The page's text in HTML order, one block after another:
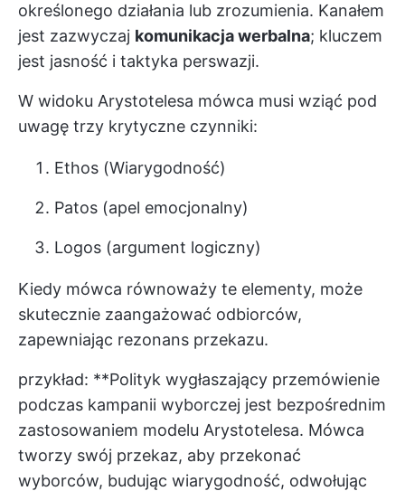
określonego działania lub zrozumienia. Kanałem
jest zazwyczaj komunikacja werbalna; kluczem
jest jasność i taktyka perswazji.
W widoku Arystotelesa mówca musi wziąć pod
uwagę trzy krytyczne czynniki:
Ethos (Wiarygodność)
Patos (apel emocjonalny)
Logos (argument logiczny)
Kiedy mówca równoważy te elementy, może
skutecznie zaangażować odbiorców,
zapewniając rezonans przekazu.
przykład: **Polityk wygłaszający przemówienie
podczas kampanii wyborczej jest bezpośrednim
zastosowaniem modelu Arystotelesa. Mówca
tworzy swój przekaz, aby przekonać
wyborców, budując wiarygodność, odwołując